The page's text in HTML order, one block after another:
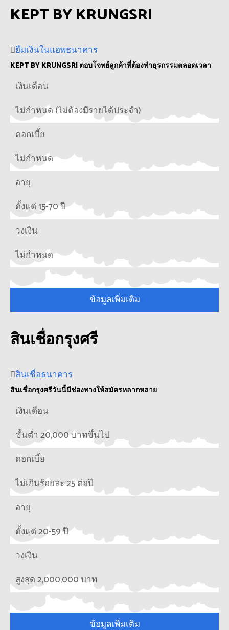
KEPT BY KRUNGSRI
ยืมเงินในแอพธนาคาร
KEPT BY KRUNGSRI ตอบโจทย์ลูกค้าที่ต้องทำธุรกรรมตลอดเวลา
เงินเดือน
ไม่กำหนด (ไม่ต้องมีรายได้ประจำ)
ดอกเบี้ย
ไม่กำหนด
อายุ
ตั้งแต่ 15-70 ปี
วงเงิน
ไม่กำหนด
ข้อมูลเพิ่มเติม
สินเชื่อกรุงศรี
สินเชื่อธนาคาร
สินเชื่อกรุงศรีวันนี้มีช่องทางให้สมัครหลากหลาย
เงินเดือน
ขั้นต่ำ 20,000 บาทขึ้นไป
ดอกเบี้ย
ไม่เกินร้อยละ 25 ต่อปี
อายุ
ตั้งแต่ 20-59 ปี
วงเงิน
สูงสุด 2,000,000 บาท
ข้อมูลเพิ่มเติม